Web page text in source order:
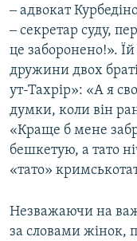
‒ адвокат
‒ секретар суду,
це заборонено!».
дружини двох
ут-Тахрір»: «А я
думки, коли він
«Краще б мене
бешкетую, а тато
«тато»
Незважаючи на
за словами жінок,